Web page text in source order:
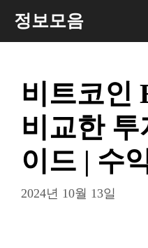
정보모음
비트코인
비교한
이드 | 수
2024년 10월 13일